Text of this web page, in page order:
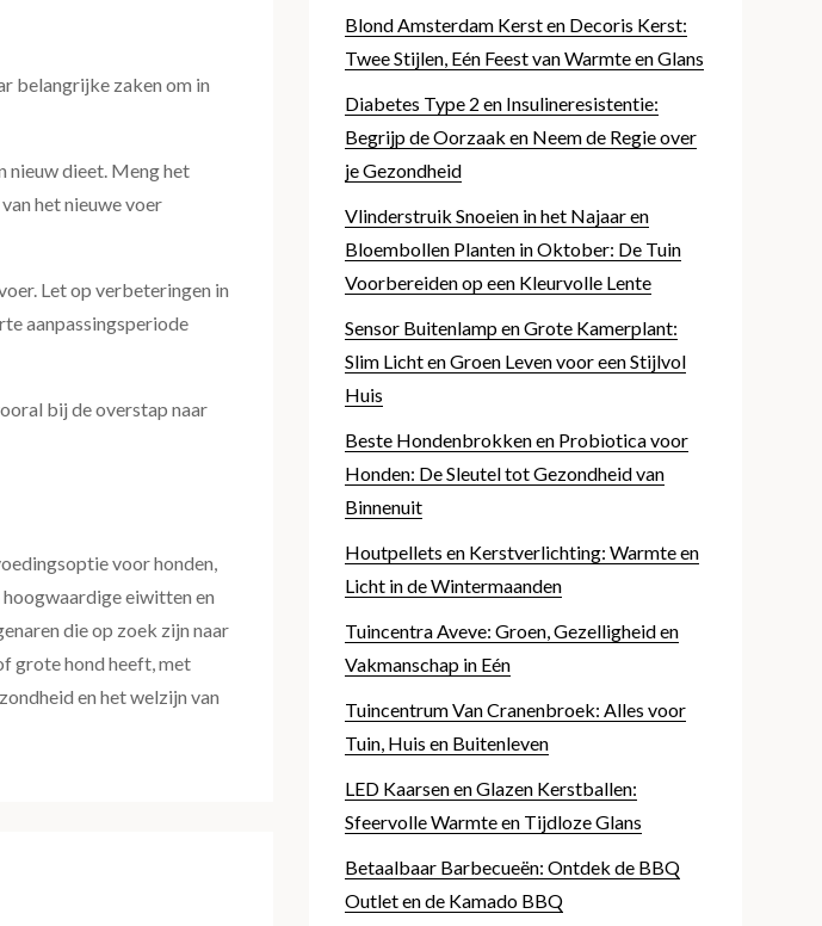
belangrijke zaken om in
nieuw dieet. Meng het
het nieuwe voer
Let op verbeteringen in
aanpassingsperiode
bij de overstap naar
voor honden,
eiwitten en
die op zoek zijn naar
grote hond heeft, met
en het welzijn van
Blond Amsterdam Kerst en Decoris Kerst:
Twee Stijlen, Eén Feest van Warmte en Glans
Diabetes Type 2 en Insulineresistentie:
Begrijp de Oorzaak en Neem de Regie over
je Gezondheid
Vlinderstruik Snoeien in het Najaar en
Bloembollen Planten in Oktober: De Tuin
Voorbereiden op een Kleurvolle Lente
Sensor Buitenlamp en Grote Kamerplant:
Slim Licht en Groen Leven voor een Stijlvol
Huis
Beste Hondenbrokken en Probiotica voor
Honden: De Sleutel tot Gezondheid van
Binnenuit
Houtpellets en Kerstverlichting: Warmte en
Licht in de Wintermaanden
Tuincentra Aveve: Groen, Gezelligheid en
Vakmanschap in Eén
Tuincentrum Van Cranenbroek: Alles voor
Tuin, Huis en Buitenleven
LED Kaarsen en Glazen Kerstballen:
Sfeervolle Warmte en Tijdloze Glans
Betaalbaar Barbecueën: Ontdek de BBQ
Outlet en de Kamado BBQ